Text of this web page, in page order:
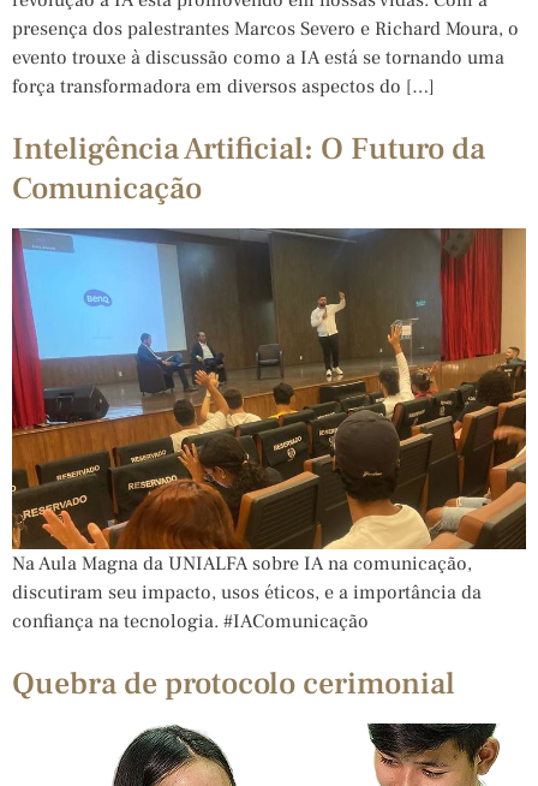
presença dos palestrantes Marcos Severo e Richard Moura, o
evento trouxe à discussão como a IA está se tornando uma
força transformadora em diversos aspectos do […]
Inteligência Artificial: O Futuro da
Comunicação
Na Aula Magna da UNIALFA sobre IA na comunicação,
discutiram seu impacto, usos éticos, e a importância da
confiança na tecnologia. #IAComunicação
Quebra de protocolo cerimonial